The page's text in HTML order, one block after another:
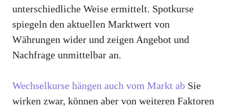
unterschiedliche Weise ermittelt. Spotkurse
spiegeln den aktuellen Marktwert von
Währungen wider und zeigen Angebot und
Nachfrage unmittelbar an.
Wechselkurse hängen auch vom Markt ab Sie
wirken zwar, können aber von weiteren Faktoren